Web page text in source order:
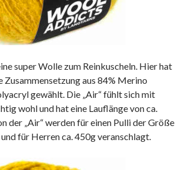
super Wolle zum Reinkuscheln. Hier hat
Zusammensetzung aus 84% Merino
gewählt. Die „Air“ fühlt sich mit
wohl und hat eine Lauflänge von ca.
der „Air“ werden für einen Pulli der Größe
für Herren ca. 450g veranschlagt.